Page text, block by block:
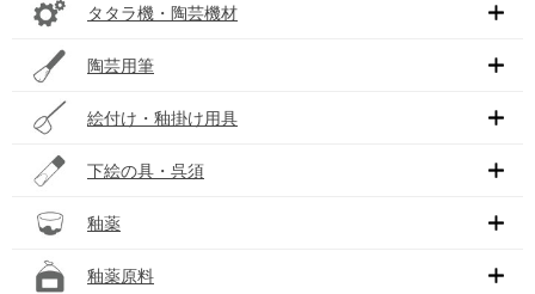
タタラ機・陶芸機材
陶芸用筆
絵付け・釉掛け用具
下絵の具・呉須
釉薬
釉薬原料